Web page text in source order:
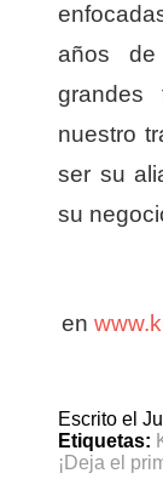
años
grandes
nuestro
ser su
su
en
Escrito el
Etiquetas:
¡Deja el